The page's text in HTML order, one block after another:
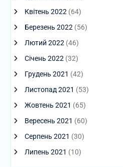
Квітень 2022 (64)
Березень 2022 (56)
Лютий 2022 (46)
Січень 2022 (32)
Грудень 2021 (42)
Листопад 2021 (53)
Жовтень 2021 (65)
Вересень 2021 (60)
Серпень 2021 (30)
Липень 2021 (10)